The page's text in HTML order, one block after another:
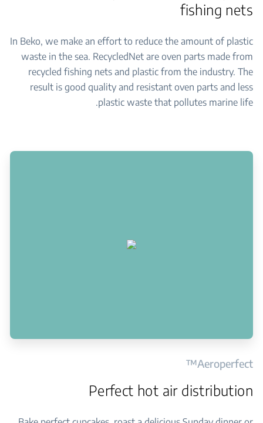
fishing nets
In Beko, we make an effort to reduce the amount of plastic
waste in the sea. RecycledNet are oven parts made from
recycled fishing nets and plastic from the industry. The
result is good quality and resistant oven parts and less
plastic waste that pollutes marine life.
Aeroperfect™
Perfect hot air distribution